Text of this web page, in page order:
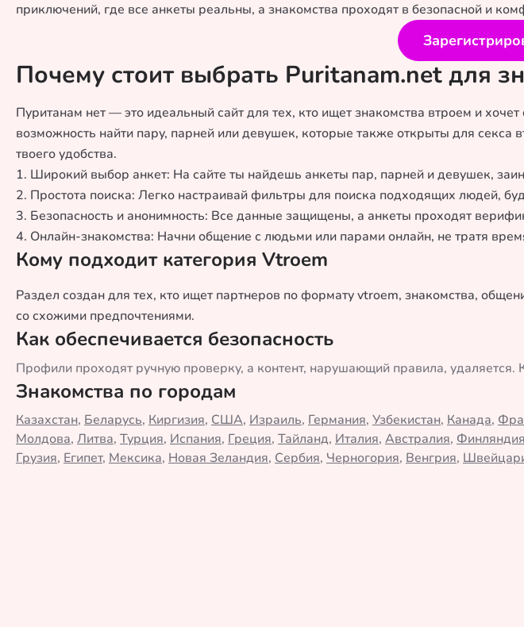
приключений, где все анкеты реальны, а знакомства проходят в безопасной и
Почему стоит выбрать Puritanam.net для
Пуританам нет — это идеальный сайт для тех, кто ищет знакомства втроем и
возможность найти пару, парней или девушек, которые также открыты для
твоего удобства.
1. Широкий выбор анкет: На сайте ты найдешь анкеты пар, парней и девушек,
2. Простота поиска: Легко настраивай фильтры для поиска подходящих людей,
3. Безопасность и анонимность: Все данные защищены, а анкеты проходят
4. Онлайн-знакомства: Начни общение с людьми или парами онлайн, не тратя
Кому подходит категория Vtroem
Раздел создан для тех, кто ищет партнеров по формату vtroem, знакомства,
со схожими предпочтениями.
Как обеспечивается безопасность
Профили проходят ручную проверку, а контент, нарушающий правила,
Знакомства по городам
Казахстан, Беларусь, Киргизия, США, Израиль, Германия, Узбекистан, Канада,
Молдова, Литва, Турция, Испания, Греция, Тайланд, Италия, Австралия, Финляндия
Грузия, Египет, Мексика, Новая Зеландия, Сербия, Черногория, Венгрия,